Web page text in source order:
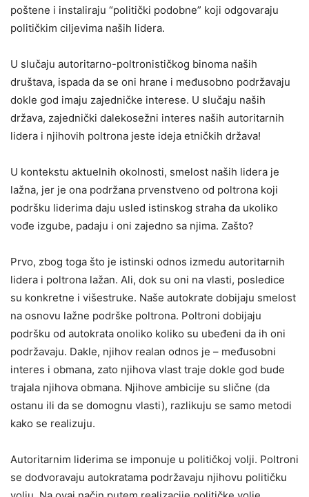
poštene i instaliraju “politički podobne” koji odgovaraju
političkim ciljevima naših lidera.
U slučaju autoritarno-poltronističkog binoma naših
društava, ispada da se oni hrane i međusobno podržavaju
dokle god imaju zajedničke interese. U slučaju naših
država, zajednički dalekosežni interes naših autoritarnih
lidera i njihovih poltrona jeste ideja etničkih država!
U kontekstu aktuelnih okolnosti, smelost naših lidera je
lažna, jer je ona podržana prvenstveno od poltrona koji
podršku liderima daju usled istinskog straha da ukoliko
vođe izgube, padaju i oni zajedno sa njima. Zašto?
Prvo, zbog toga što je istinski odnos izmedu autoritarnih
lidera i poltrona lažan. Ali, dok su oni na vlasti, posledice
su konkretne i višestruke. Naše autokrate dobijaju smelost
na osnovu lažne podrške poltrona. Poltroni dobijaju
podršku od autokrata onoliko koliko su ubeđeni da ih oni
podržavaju. Dakle, njihov realan odnos je – međusobni
interes i obmana, zato njihova vlast traje dokle god bude
trajala njihova obmana. Njihove ambicije su slične (da
ostanu ili da se domognu vlasti), razlikuju se samo metodi
kako se realizuju.
Autoritarnim liderima se imponuje u političkoj volji. Poltroni
se dodvoravaju autokratama podržavaju njihovu političku